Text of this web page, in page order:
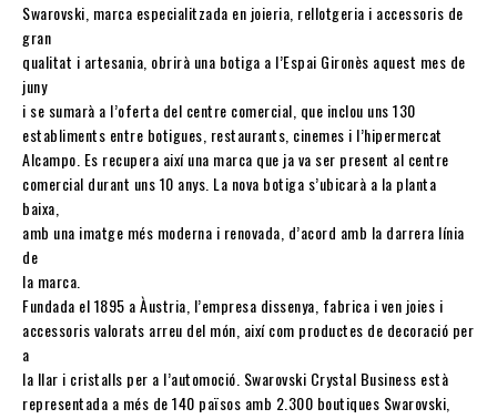
Swarovski, marca especialitzada en joieria, rellotgeria i accessoris de
gran
qualitat i artesania, obrirà una botiga a l’Espai Gironès aquest mes de
juny
i se sumarà a l’oferta del centre comercial, que inclou uns 130
establiments entre botigues, restaurants, cinemes i l’hipermercat
Alcampo. Es recupera així una marca que ja va ser present al centre
comercial durant uns 10 anys. La nova botiga s’ubicarà a la planta
baixa,
amb una imatge més moderna i renovada, d’acord amb la darrera línia
de
la marca.
Fundada el 1895 a Àustria, l’empresa dissenya, fabrica i ven joies i
accessoris valorats arreu del món, així com productes de decoració per
a
la llar i cristalls per a l’automoció. Swarovski Crystal Business està
representada a més de 140 països amb 2.300 boutiques Swarovski,